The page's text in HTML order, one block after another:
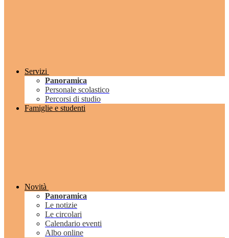
Servizi
Panoramica
Personale scolastico
Percorsi di studio
Famiglie e studenti
Novità
Panoramica
Le notizie
Le circolari
Calendario eventi
Albo online